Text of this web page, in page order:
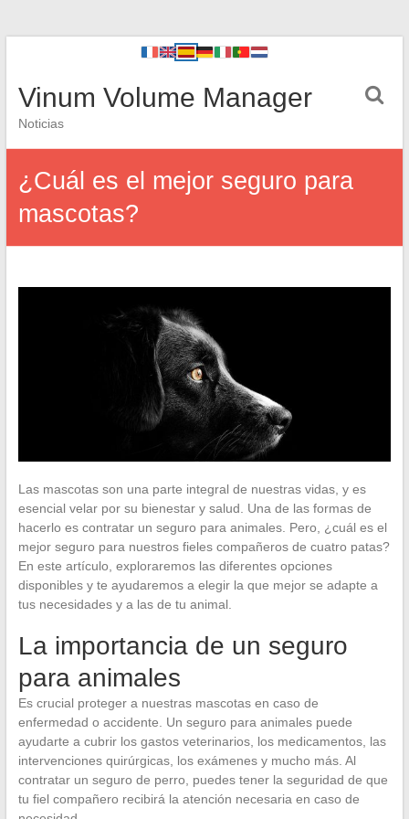
Vinum Volume Manager
Noticias
¿Cuál es el mejor seguro para
mascotas?
Las mascotas son una parte integral de nuestras vidas, y es
esencial velar por su bienestar y salud. Una de las formas de
hacerlo es contratar un seguro para animales. Pero, ¿cuál es el
mejor seguro para nuestros fieles compañeros de cuatro patas?
En este artículo, exploraremos las diferentes opciones
disponibles y te ayudaremos a elegir la que mejor se adapte a
tus necesidades y a las de tu animal.
La importancia de un seguro
para animales
Es crucial proteger a nuestras mascotas en caso de
enfermedad o accidente. Un seguro para animales puede
ayudarte a cubrir los gastos veterinarios, los medicamentos, las
intervenciones quirúrgicas, los exámenes y mucho más. Al
contratar un seguro de perro, puedes tener la seguridad de que
tu fiel compañero recibirá la atención necesaria en caso de